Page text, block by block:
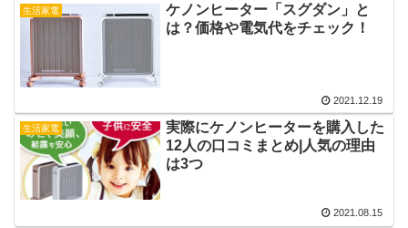
生活家電
ケノンヒーター「スグダン」と
は？価格や電気代をチェック！
2021.12.19
生活家電
実際にケノンヒーターを購入した
12人の口コミまとめ|人気の理由
は3つ
2021.08.15